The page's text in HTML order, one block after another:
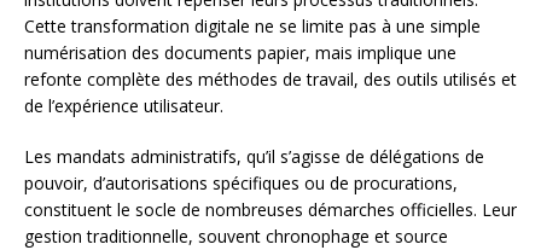
Cette transformation digitale ne se limite pas à une simple
numérisation des documents papier, mais implique une
refonte complète des méthodes de travail, des outils utilisés et
de l’expérience utilisateur.
Les mandats administratifs, qu’il s’agisse de délégations de
pouvoir, d’autorisations spécifiques ou de procurations,
constituent le socle de nombreuses démarches officielles. Leur
gestion traditionnelle, souvent chronophage et source